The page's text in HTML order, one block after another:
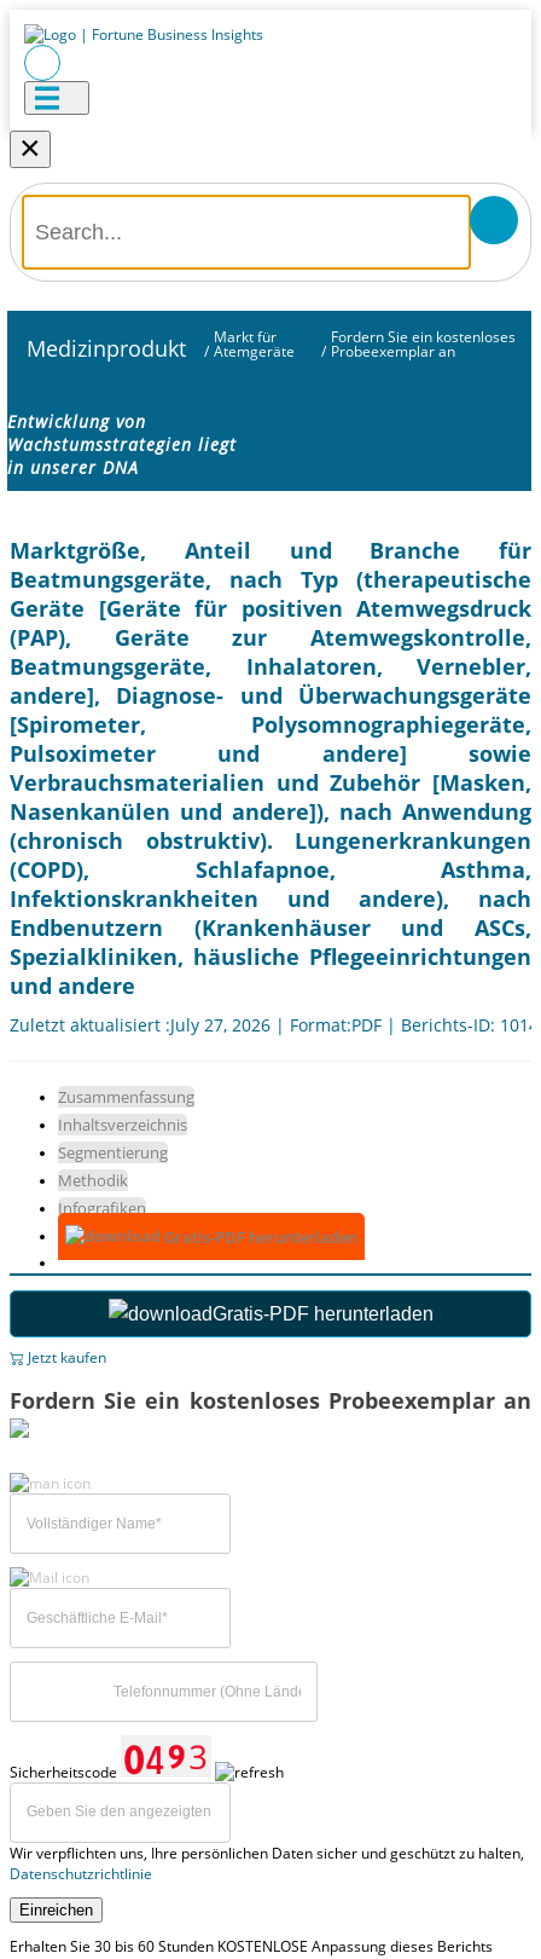
×
Medizinprodukt /
Markt für
Atemgeräte /
Fordern Sie ein kostenloses
Probeexemplar an
Entwicklung von
Wachstumsstrategien liegt
in unserer DNA
Marktgröße, Anteil und Branche für
Beatmungsgeräte, nach Typ (therapeutische
Geräte [Geräte für positiven Atemwegsdruck
(PAP), Geräte zur Atemwegskontrolle,
Beatmungsgeräte, Inhalatoren, Vernebler,
andere], Diagnose- und Überwachungsgeräte
[Spirometer, Polysomnographiegeräte,
Pulsoximeter und andere] sowie
Verbrauchsmaterialien und Zubehör [Masken,
Nasenkanülen und andere]), nach Anwendung
(chronisch obstruktiv). Lungenerkrankungen
(COPD), Schlafapnoe, Asthma,
Infektionskrankheiten und andere), nach
Endbenutzern (Krankenhäuser und ASCs,
Spezialkliniken, häusliche Pflegeeinrichtungen
und andere
Zuletzt aktualisiert :July 27, 2026 | Format:PDF | Berichts-ID:
Zusammenfassung
Inhaltsverzeichnis
Segmentierung
Methodik
Infografiken
Gratis-PDF herunterladen
Gratis-PDF herunterladen
Jetzt kaufen
Fordern Sie ein kostenloses Probeexemplar an
Sicherheitscode
Wir verpflichten uns, Ihre persönlichen Daten sicher und geschützt zu halten,
Datenschutzrichtlinie
Einreichen
Erhalten Sie 30 bis 60 Stunden KOSTENLOSE Anpassung dieses Berichts